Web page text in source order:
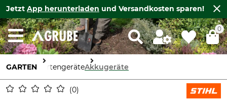
Jetzt App herunterladen und Versandkosten sparen!
0
GARTEN GartengeräteAkkugeräte
0